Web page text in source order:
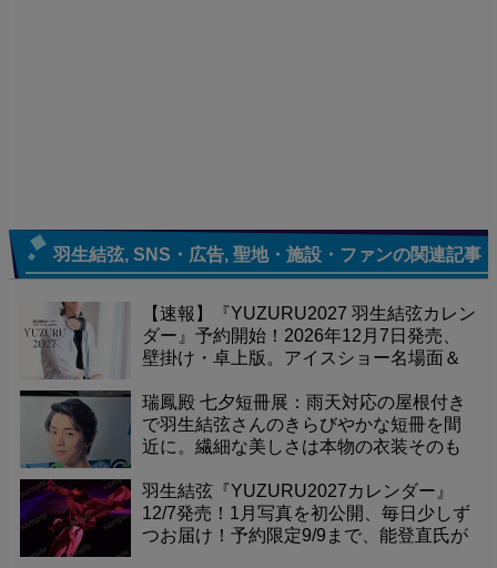
羽生結弦 SNS・広告 聖地・施設・ファンの関連記事
【速報】『YUZURU2027 羽生結弦カレン
ダー』予約開始！2026年12月7日発売、
壁掛け・卓上版。アイスショー名場面＆
一冊！予約者限定販売を見逃すな！
瑞鳳殿 七夕短冊展：雨天対応の屋根付き
で羽生結弦さんのきらびやかな短冊を間
近に。繊細な美しさは本物の衣装そのも
羽生結弦『YUZURU2027カレンダー』
12/7発売！1月写真を初公開、毎日少しず
つお届け！予約限定9/9まで、能登直氏が